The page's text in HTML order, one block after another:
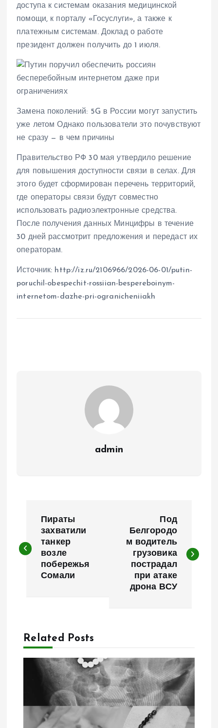
доступа к системам оказания медицинской
помощи, к порталу «Госуслуги», а также к
платежным системам. Доклад о работе
президент должен получить до 1 июля.
Замена поколений: 5G в России могут запустить
уже летом Однако пользователи это почувствуют
не сразу — в чем причины
Правительство РФ 30 мая утвердило решение
для повышения доступности связи в селах. Для
этого будет сформирован перечень территорий,
где операторы связи будут совместно
использовать радиоэлектронные средства.
После получения данных Минцифры в течение
30 дней рассмотрит предложения и передаст их
операторам.
Источник: http://iz.ru/2106966/2026-06-01/putin-
poruchil-obespechit-rossiian-bespereboinym-
internetom-dazhe-pri-ogranicheniiakh
admin
в
а
ц
я
Пираты
захватили
танкер
возле
побережья
Сомали
Под
Белгородо
м водитель
грузовика
пострадал
при атаке
дрона ВСУ
Related Posts